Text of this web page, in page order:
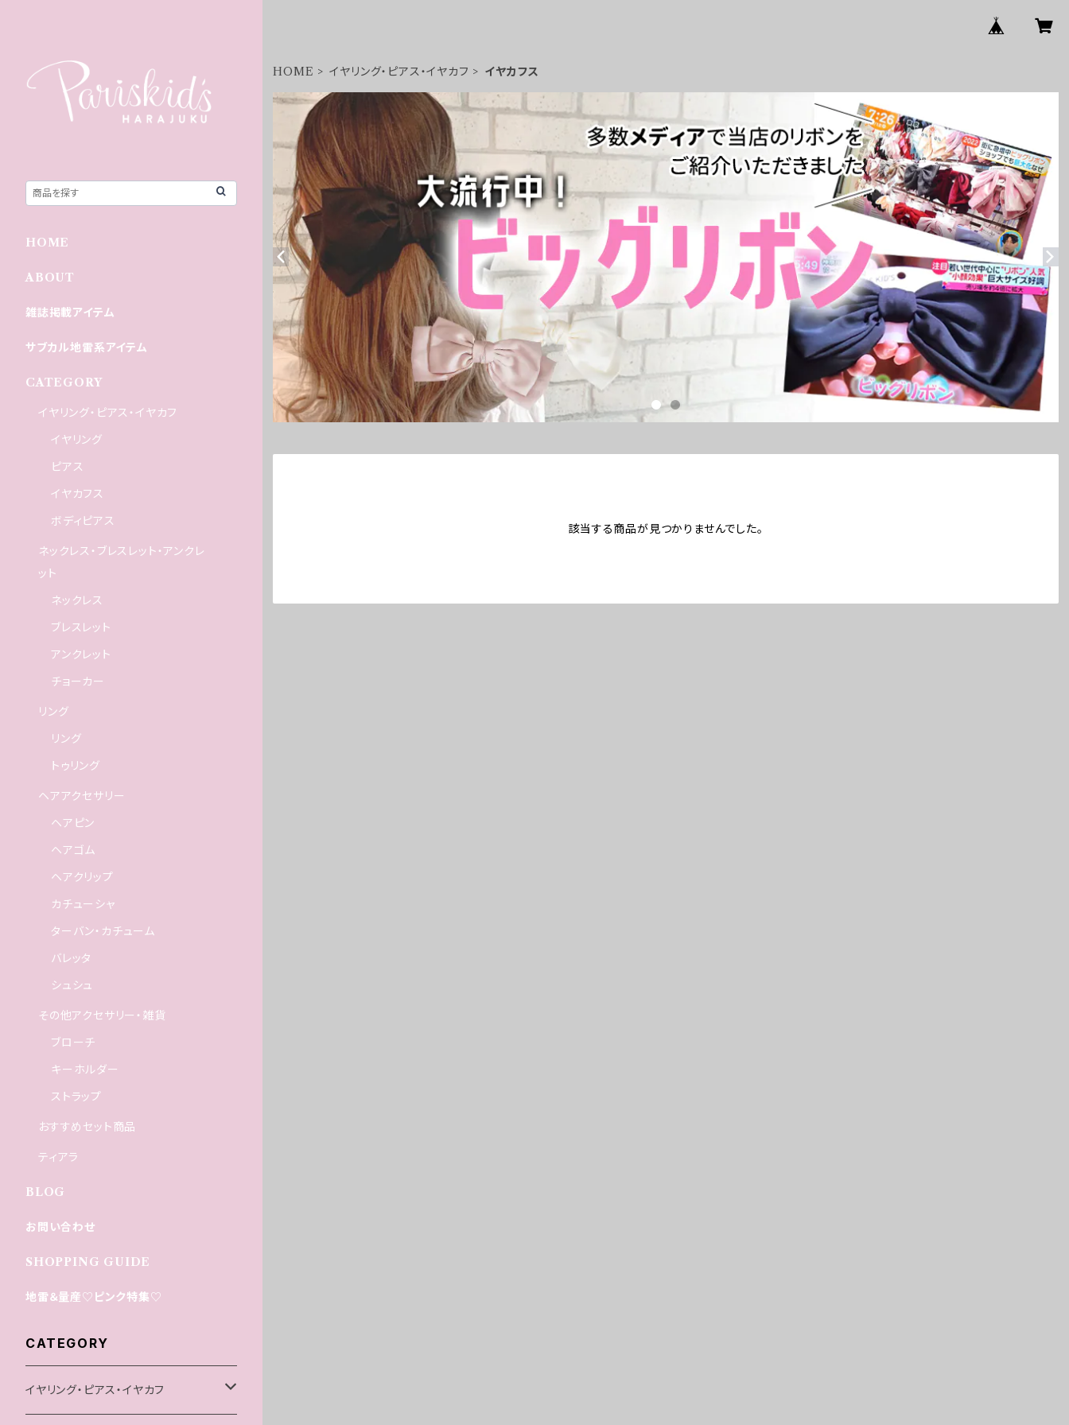
HOME イヤリング・ピアス・イヤカフ イヤカフス
該当する商品が見つかりませんでした。
HOME
ABOUT
雑誌掲載アイテム
サブカル地雷系アイテム
CATEGORY
イヤリング・ピアス・イヤカフ
イヤリング
ピアス
イヤカフス
ボディピアス
ネックレス・ブレスレット・アンクレ
ット
ネックレス
ブレスレット
アンクレット
チョーカー
リング
リング
トゥリング
ヘアアクセサリー
ヘアピン
ヘアゴム
ヘアクリップ
カチューシャ
ターバン・カチューム
バレッタ
シュシュ
その他アクセサリー・雑貨
ブローチ
キーホルダー
ストラップ
おすすめセット商品
ティアラ
BLOG
お問い合わせ
SHOPPING GUIDE
地雷＆量産♡ピンク特集♡
CATEGORY
イヤリング・ピアス・イヤカフ